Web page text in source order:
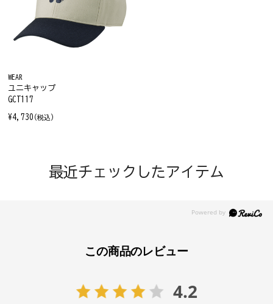
WEAR
ユニキャップ
GCT117
¥4,730 (税込)
最近チェックしたアイテム
この商品のレビュー
4.2